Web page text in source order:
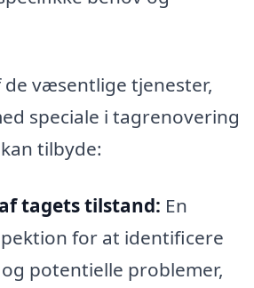
de væsentlige tjenester,
speciale i tagrenovering
tilbyde:
tagets tilstand: En
for at identificere
og potentielle problemer,